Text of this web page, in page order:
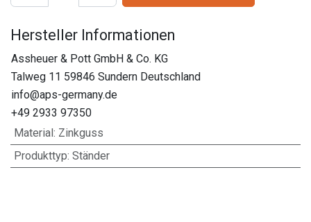
Hersteller Informationen
Assheuer & Pott GmbH & Co. KG
Talweg 11 59846 Sundern Deutschland
info@aps-germany.de
+49 2933 97350
Material : Zinkguss
Produkttyp: Ständer